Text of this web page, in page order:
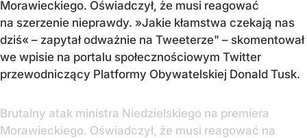
Morawieckiego. Oświadczył, że musi reagować
na szerzenie nieprawdy. »Jakie kłamstwa czekają nas
dziś« – zapytał odważnie na Tweeterze" – skomentował
we wpisie na portalu społecznościowym Twitter
przewodniczący Platformy Obywatelskiej Donald Tusk.
Brutalny atak ministra Niedzielskiego na premiera
Morawieckiego. Oświadczył, że musi reagować na